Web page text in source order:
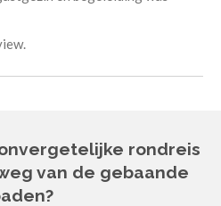
rondreis
van de gebaande